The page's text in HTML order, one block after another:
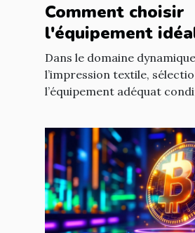
Comment choisir
l'équipement
votre atelier
textile ?
Dans le domaine
l’impression textile,
l’équipement adéquat